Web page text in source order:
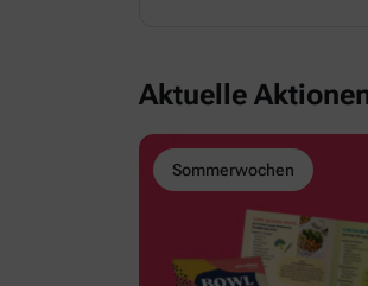
Aktuelle
Sommerwochen